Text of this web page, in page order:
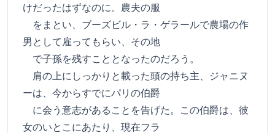
けだったはずなのに。農夫の服
をまとい、ブーズビル・ラ・ゲラールで農場の作
男として雇ってもらい、その地
で子孫を残すこととなったのだろう。
肩の上にしっかりと載った頭の持ち主、ジャニヌ
ーは、今からすでにパリの伯爵
に会う意志があることを告げた。この伯爵は、彼
女のいとこにあたり、現在フラ